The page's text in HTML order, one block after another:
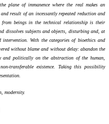
plane of immanence where the real makes an
result of an incessantly repeated reduction and
beings in the technical relationship is their
dissolves subjects and objects, disturbing and, at
With the categories of bioethics and
without blame and without delay: abandon the
politically on the abstraction of the human,
transferable existence. Taking this possibility
modernity.